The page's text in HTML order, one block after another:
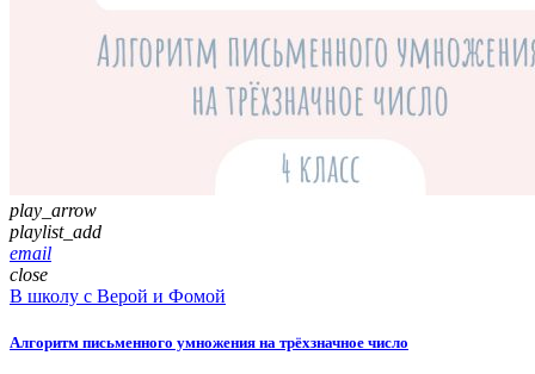
play_arrow
playlist_add
email
close
В школу с Верой и Фомой
Алгоритм письменного умножения на трёхзначное число